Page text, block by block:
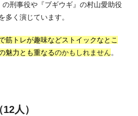
刑事役や『ブギウギ』の村山愛助役
多く演じています。
筋トレが趣味などストイックなとこ
魅力とも重なるのかもしれません。
人）